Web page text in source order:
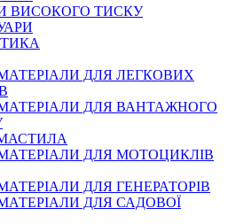
ВИСОКОГО ТИСКУ
ДЛЯ ЛЕГКОВИХ
ДЛЯ ВАНТАЖНОГО
ДЛЯ МОТОЦИКЛІВ
ДЛЯ ГЕНЕРАТОРІВ
ДЛЯ САДОВОЇ